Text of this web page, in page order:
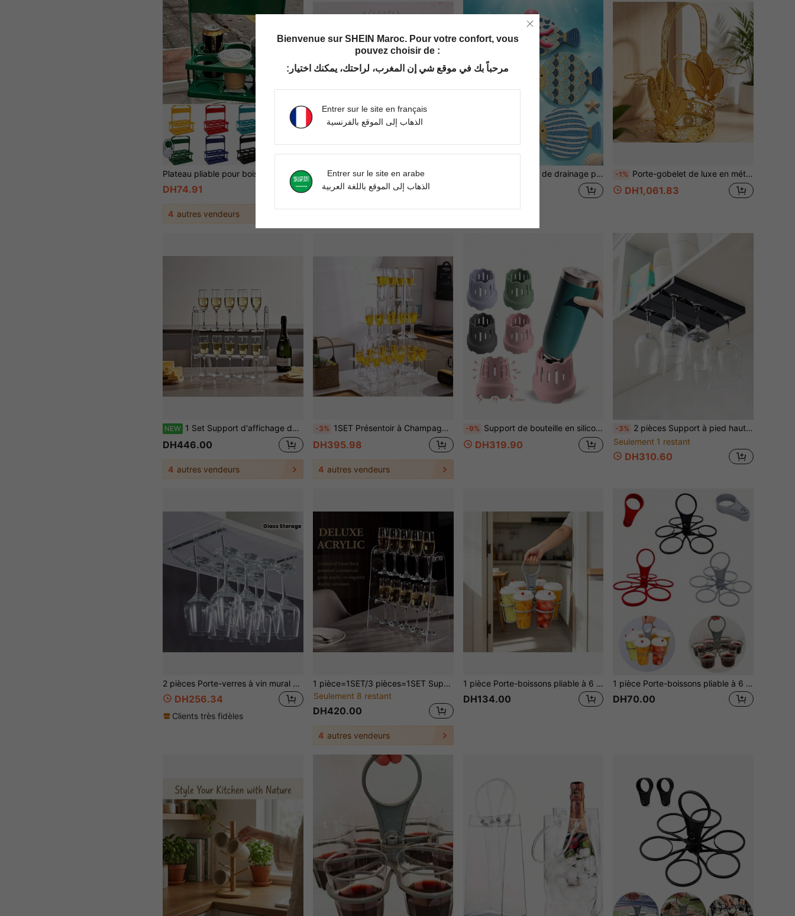
Plateau pliable pour boissons à 6 compartiments, porte-gobelets pliable à 6 tasses, support de rangement portable pour tasses, organisateur de tasses rotatif, rangement de boissons pour pique-nique et camping en plein air, accessoire pratique pour fête, Saint-Valentin, Coupe du Monde 2026, 1 pièce ouvre-bouteille
DH74.91
4 autres vendeurs
DH904.00
Porte-gobelet de drainage portable, sous-verre vintage en bois en forme de poisson, décoration artistique pour la maison, porte-bouteille d'eau autoportant, porte-rangement poulpe multicolore, nouvelle décoration murale pour chambre, porte-gobelet en forme de poisson coloré, drainage efficace, convient à diverses bouteilles d'eau, tasses, verres à vin, plan de travail de cuisine, bureau, accessoire de voyage, porte-rangement facile à nettoyer, cadeau d'organisation de cuisine, convient aux étudiants, aux employés de bureau, à la rentrée scolaire, aux voyages, aux dortoirs -1% Porte-gobelet de luxe en métal doré avec découpe florale et plateau, support pour 10 tasses à thé en verre, porte-tasses décoratif à motif floral ajouré pour la maison, la cuisine, le bar à café et la table à manger
DH1,061.83
NEW 1 Set Support d'affichage de champagne pour fête 2-niveaux/3-niveaux en acrylique transparent épaissi, support de verre à vin, convient pour mariage et fête
DH446.00
4 autres vendeurs
-3% 1SET Présentoir à Champagne de Fête 2-Niveaux/3-Niveaux en Acrylique Transparent Épaissi, Support pour Verres à Vin, Convient pour Mariage, Fête, Rassemblement
DH395.98
4 autres vendeurs
-9% Support de bouteille en silicone multifonction avec plusieurs compartiments, permet une ventilation rapide. Convient pour la cuisine, le bureau, peut contenir des bouteilles d'eau, des tasses de voyage, des verres à vin et des tasses à café. Idéal pour les voyages, l'été et les saisons de mariage.
DH319.90
-3% 2 pièces Support à pied haut en verre de type suspendu pour le rangement de verres à vin rouge dans la cuisine sans perçage
Seulement 1 restant
DH310.60
2 pièces Porte-verres à vin mural de 35 cm, convient pour le placard, la cuisine, le bar et la salle à manger, utilisé pour le rangement et l'organisation de la cuisine, support de verres à vin sous le placard, organisateur de verres à vin, crochet à verres à vin, porte-verres à vin suspendu
DH256.34
Clients très fidèles
1 pièce=1SET/3 pièces=1SET Support de verre à champagne en acrylique exquis et beau, style tour de champagne, transparent et ordonné, convient pour les fêtes, les mariages, Noël
Seulement 8 restant
DH420.00
4 autres vendeurs
1 pièce Porte-boissons pliable à 6 fentes, plateau de rangement rotatif pour boissons, porte-boissons en plastique léger et robuste, convient pour les fêtes, le barbecue, le camping, le pique-nique et les activités de plein air, contient le café, le vin, les cocktails, rangement idéal pour les boissons de camping et accessoire pratique pour les fêtes, avec une poignée facile à saisir, excellent cadeau pour Halloween, la Saint-Valentin, Noël, Thanksgiving
DH134.00
1 pièce Porte-boissons pliable à 6 fentes, plateau de rangement rotatif pour boissons, support de boisson en plastique léger et durable convenant pour les fêtes, le barbecue, le camping, le pique-nique et les activités de plein air, peut contenir du café, du vin, des cocktails, choix idéal pour le rangement des boissons de camping et les accessoires de fête pratiques, avec une poignée facile à saisir, parfait comme cadeau pour Halloween, la Saint-Valentin, Noël, Thanksgiving, livré avec 1 pièce ouvre-bouteille
DH70.00
Bienvenue sur SHEIN Maroc. Pour votre confort, vous
pouvez choisir de :
مرحباً بك في موقع شي إن المغرب، لراحتك، يمكنك اختيار:
Entrer sur le site en français
الذهاب إلى الموقع بالفرنسية
Entrer sur le site en arabe
الذهاب إلى الموقع باللغة العربية